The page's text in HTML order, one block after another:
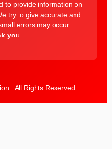
to provide information on
try to give accurate and
errors may occur.
you.
. All Rights Reserved.